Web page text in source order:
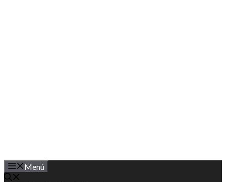
Menú